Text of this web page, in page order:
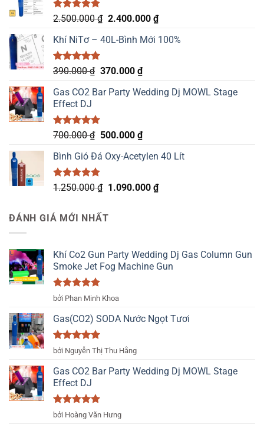
Được xếp
5 sao
2.500.000₫ Giá
là:
2.400.000 ₫Giá
tại
Khí NiTơ – 40L-Bình Mới 100%
Được xếp
5.00
5 sao
390.000₫ Giá
là:
370.000 ₫Giá
tại
Gas CO2 Bar Party Wedding Dj MOWL Stage
Effect DJ
Được xếp
5.00
5 sao
700.000₫ Giá
là:
700.000 ₫.
500.000 ₫Giá
tại
500.000 ₫.
Bình Gió Đá Oxy-Acetylen 40 Lít
Được xếp
1.250.000₫ Giá
là:
1.090.000 ₫Giá
ĐÁNH GIÁ MỚI NHẤT
Khí Co2 Gun Party Wedding Dj Gas Column Gun
Smoke Jet Fog Machine Gun
Được xếp
sao
bởi Phan Minh Khoa
Gas(CO2) SODA Nước Ngọt Tươi
Được xếp
hạng 5
sao
bởi Nguyễn Thị Thu Hằng
Gas CO2 Bar Party Wedding Dj MOWL Stage
Effect DJ
Được xếp
5
bởi Hoàng Văn Hưng